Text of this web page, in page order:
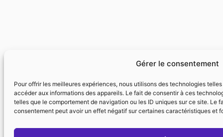
Gérer le consentement
Pour offrir les meilleures expériences, nous utilisons des technologies
accéder aux informations des appareils. Le fait de consentir à ces
telles que le comportement de navigation ou les ID uniques sur ce site. Le
consentement peut avoir un effet négatif sur certaines caractéristiques et